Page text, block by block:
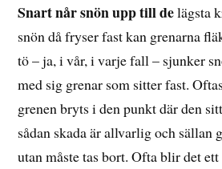
Snart når snön upp till delägsta
snön då fryser fast kan grenarna
tö – ja, i vår, i varje fall – sjunker
med sig grenar som sitter fast.
grenen bryts i den punkt där den
sådan skada är allvarlig och sällan
utan måste tas bort. Ofta blir det